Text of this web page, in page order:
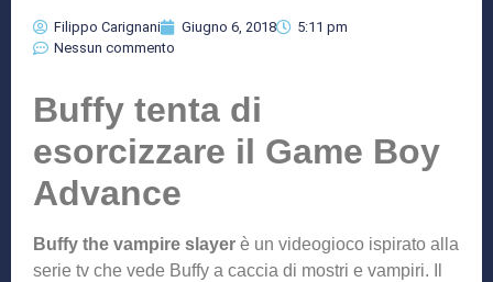
Filippo Carignani Giugno 6, 2018
5:11 pm
Nessun commento
Buffy tenta di
esorcizzare il Game Boy
Advance
Buffy the vampire slayer è un videogioco ispirato alla
serie tv che vede Buffy a caccia di mostri e vampiri. Il